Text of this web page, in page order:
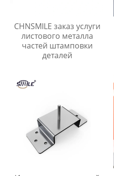
CHNSMILE заказ услуги
листового металла
частей штамповки
деталей